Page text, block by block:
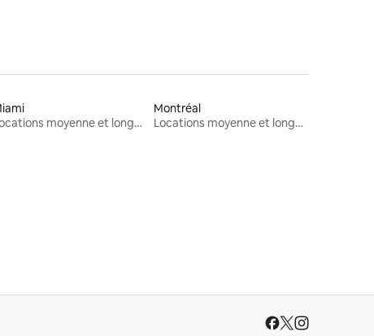
Locations moyenne et longue durée
Montréal
Locations moyenne et longue durée